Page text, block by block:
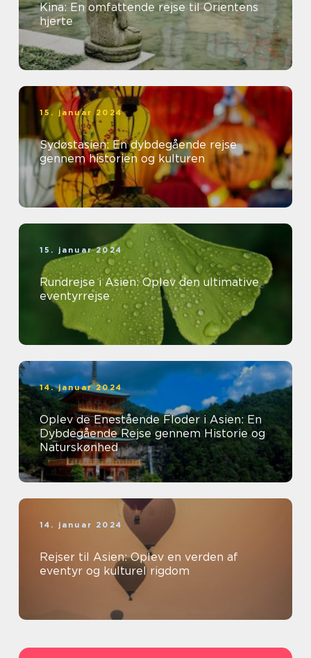
Kina: En omfattende rejse til Orientens
hjerte
15. januar 2024
Sydøstasien: En dybdegående rejse
gennem historien og kulturen
15. januar 2024
Rundrejse i Asien: Oplev den ultimative
eventyrrejse
14. januar 2024
Oplev de Enestående Floder i Asien: En
Dybdegående Rejse gennem Historie og
Naturskønhed
14. januar 2024
Rejser til Asien: Oplev en verden af
eventyr og kulturel rigdom